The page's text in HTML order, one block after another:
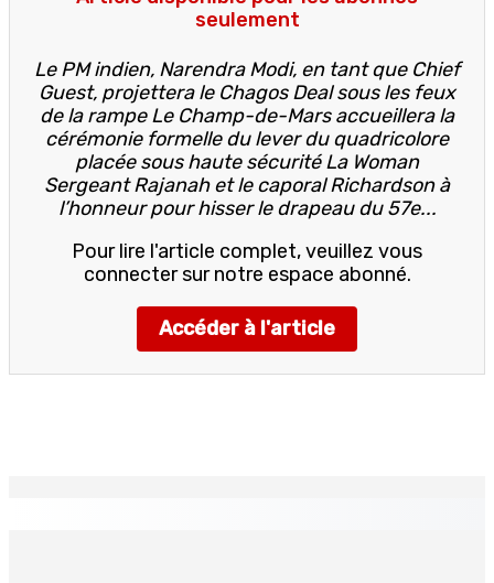
seulement
Le PM indien, Narendra Modi, en tant que Chief
Guest, projettera le Chagos Deal sous les feux
de la rampe Le Champ-de-Mars accueillera la
cérémonie formelle du lever du quadricolore
placée sous haute sécurité La Woman
Sergeant Rajanah et le caporal Richardson à
l’honneur pour hisser le drapeau du 57e...
Pour lire l'article complet, veuillez vous
connecter sur notre espace abonné.
Accéder à l'article